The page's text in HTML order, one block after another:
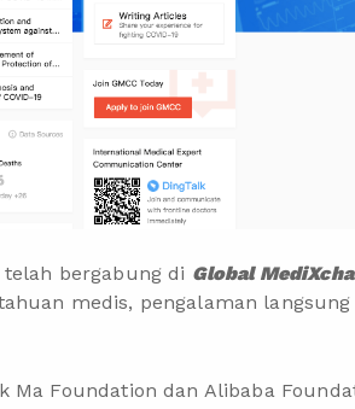
bergabung di Global
medis, pengalaman langsung
Foundation dan Alibaba